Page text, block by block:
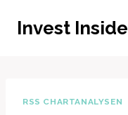
InhaltInvest Inside
RSS CHARTANALYSEN